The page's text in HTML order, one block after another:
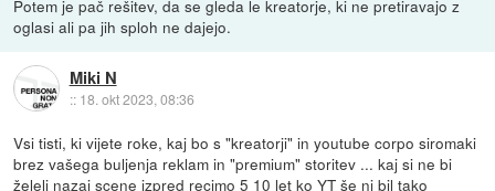
Potem je pač rešitev, da se gleda le kreatorje, ki ne pretiravajo z
oglasi ali pa jih sploh ne dajejo.
Miki N
:: 18. okt 2023, 08:36
Vsi tisti, ki vijete roke, kaj bo s "kreatorji" in youtube corpo siromaki
brez vašega buljenja reklam in "premium" storitev ... kaj si ne bi
želeli nazaj scene izpred recimo 5 10 let ko YT še ni bil tako